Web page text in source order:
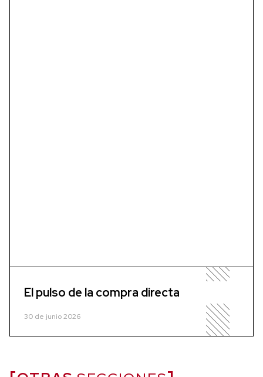
El pulso de la compra directa
30 de junio 2026